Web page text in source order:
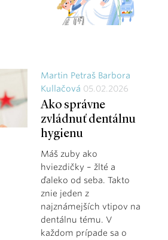
Martin Petraš Barbora
Kullačová 05.02.2026
Ako správne
zvládnuť dentálnu
hygienu
Máš zuby ako
hviezdičky – žlté a
ďaleko od seba. Takto
znie jeden z
najznámejších vtipov na
dentálnu tému. V
každom prípade sa o